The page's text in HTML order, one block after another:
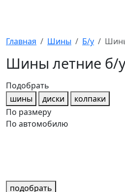
Главная Шины Б/у
Шины летние б/у
Подобрать
шины
диски
колпаки
По размеру
По автомобилю
подобрать